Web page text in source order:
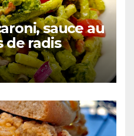
sauce au
de radis